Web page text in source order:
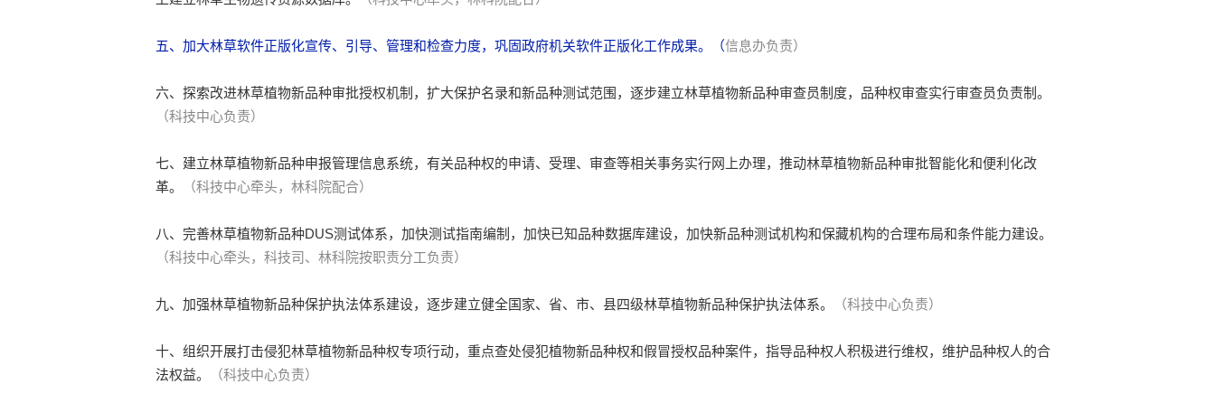
五、加大林草软件正版化宣传、引导、管理和检查力度，巩固政府机关软件正版化工作成果。（信息办负责）
六、探索改进林草植物新品种审批授权机制，扩大保护名录和新品种测试范围，逐步建立林草植物新品种审查员制度，品种权审查实行审查员负责制。
（科技中心负责）
七、建立林草植物新品种申报管理信息系统，有关品种权的申请、受理、审查等相关事务实行网上办理，推动林草植物新品种审批智能化和便利化改
革。
（科技中心牵头，林科院配合）
八、完善林草植物新品种DUS测试体系，加快测试指南编制，加快已知品种数据库建设，加快新品种测试机构和保藏机构的合理布局和条件能力建设。
（科技中心牵头，科技司、林科院按职责分工负责）
九、加强林草植物新品种保护执法体系建设，逐步建立健全国家、省、市、县四级林草植物新品种保护执法体系。 （科技中心负责）
十、组织开展打击侵犯林草植物新品种权专项行动，重点查处侵犯植物新品种权和假冒授权品种案件，指导品种权人积极进行维权，维护品种权人的合
法权益。
（科技中心负责）